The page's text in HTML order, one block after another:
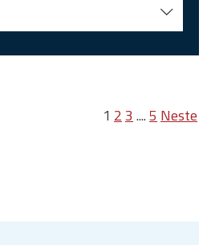
1 23 ....5 Neste